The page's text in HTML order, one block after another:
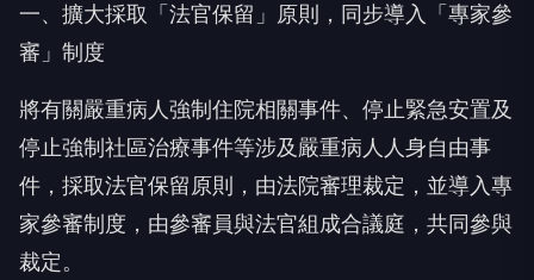
一、擴大採取「法官保留」原則，同步導入「專家參
審」制度
將有關嚴重病人強制住院相關事件、停止緊急安置及
停止強制社區治療事件等涉及嚴重病人人身自由事
件，採取法官保留原則，由法院審理裁定，並導入專
家參審制度，由參審員與法官組成合議庭，共同參與
裁定。